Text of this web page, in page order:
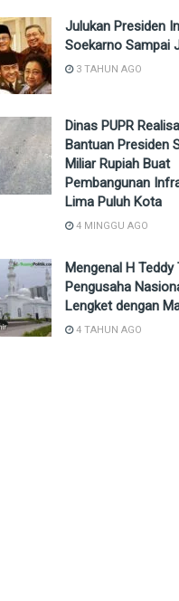
Julukan Presiden
Soekarno Sampai
3 TAHUN AGO
Dinas PUPR
Bantuan Presiden
Miliar Rupiah Buat
Pembangunan
Lima Puluh Kota
4 MINGGU AGO
Mengenal H Teddy
Pengusaha
Lengket dengan
4 TAHUN AGO